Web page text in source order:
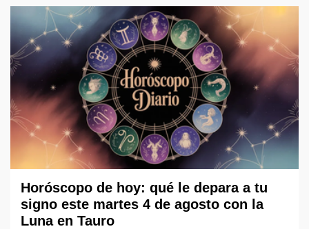
Horóscopo de hoy: qué le depara a tu
signo este martes 4 de agosto con la
Luna en Tauro